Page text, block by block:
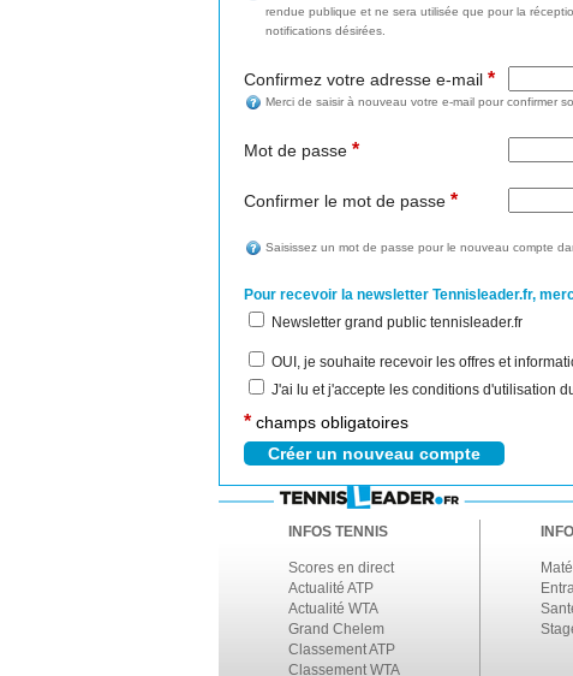
rendue publique et ne sera utilisée que pour la
notifications désirées.
Confirmez votre adresse e-mail *
Merci de saisir à nouveau votre e-mail pour confirmer
Mot de passe *
Confirmer le mot de passe *
Saisissez un mot de passe pour le nouveau compte
Pour recevoir la newsletter Tennisleader.fr,
Newsletter grand public tennisleader.fr
OUI, je souhaite recevoir les offres et
J'ai lu et j'accepte les conditions d'utilisation
* champs obligatoires
INFOS TENNIS
Scores en direct
Actualité ATP
Actualité WTA
Grand Chelem
Classement ATP
Classement WTA